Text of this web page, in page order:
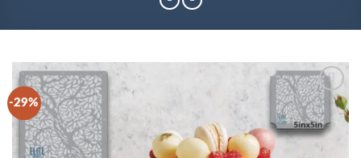
-29%
Add to
Wishlist